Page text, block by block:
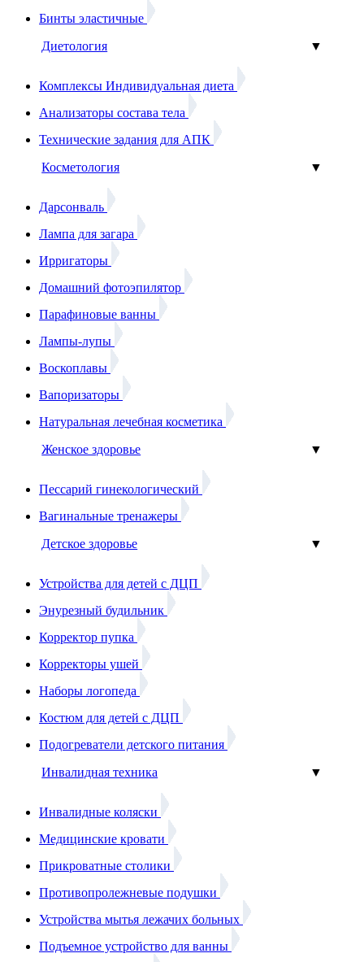
Бинты эластичные
Диетология
▼
Комплексы Индивидуальная диета
Анализаторы состава тела
Технические задания для АПК
Косметология
▼
Дарсонваль
Лампа для загара
Ирригаторы
Домашний фотоэпилятор
Парафиновые ванны
Лампы-лупы
Воскоплавы
Вапоризаторы
Натуральная лечебная косметика
Женское здоровье
▼
Пессарий гинекологический
Вагинальные тренажеры
Детское здоровье
▼
Устройства для детей с ДЦП
Энурезный будильник
Корректор пупка
Корректоры ушей
Наборы логопеда
Костюм для детей с ДЦП
Подогреватели детского питания
Инвалидная техника
▼
Инвалидные коляски
Медицинские кровати
Прикроватные столики
Противопролежневые подушки
Устройства мытья лежачих больных
Подъемное устройство для ванны